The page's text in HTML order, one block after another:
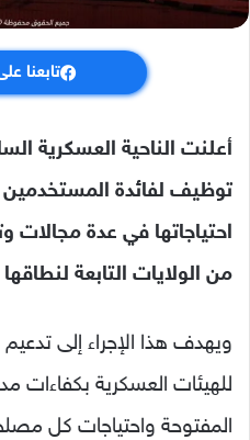
تابعنا
أعلنت الناحية العسكرية
توظيف لفائدة
احتياجاتها في عدة
من الولايات التابعة
ويهدف هذا الإجراء إلى تدعيم
للهيئات العسكرية
المفتوحة واحتياجات كل